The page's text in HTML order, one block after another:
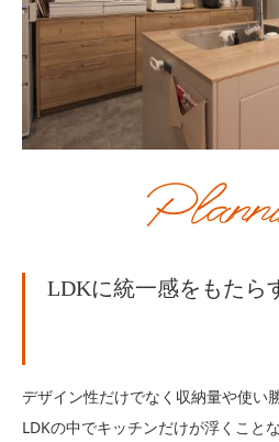
LDKに統一感をもたら
デザイン性だけでなく収納量や使い
LDKの中でキッチンだけが浮くことな